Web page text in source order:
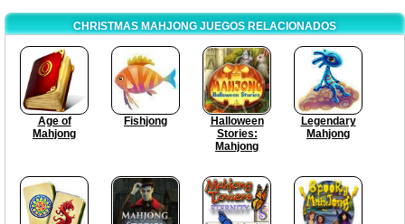
CHRISTMAS MAHJONG JUEGOS RELACIONADOS
Age of
Mahjong
Fishjong
Halloween
Stories:
Mahjong
Legendary
Mahjong